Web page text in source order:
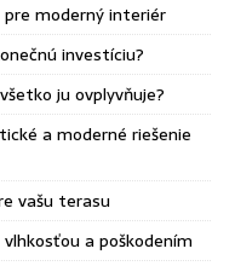
moderný interiér
investíciu?
ju ovplyvňuje?
a moderné riešenie
vašu terasu
a poškodením